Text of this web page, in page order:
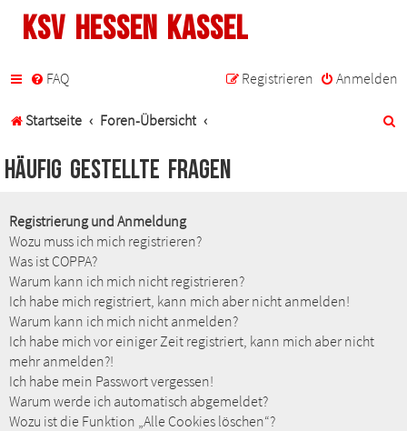
KSV Hessen Kassel
FAQ Anmelden
Registrieren
Startseite Foren-Übersicht
Häufig gestellte Fragen
Registrierung und Anmeldung
Wozu muss ich mich registrieren?
Was ist COPPA?
Warum kann ich mich nicht registrieren?
Ich habe mich registriert, kann mich aber nicht anmelden!
Warum kann ich mich nicht anmelden?
Ich habe mich vor einiger Zeit registriert, kann mich aber nicht
mehr anmelden?!
Ich habe mein Passwort vergessen!
Warum werde ich automatisch abgemeldet?
Wozu ist die Funktion „Alle Cookies löschen“?